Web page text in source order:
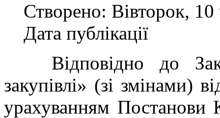
Створено: Вівторок,
Дата публікації
Відповідно до
закупівлі» (зі
урахуванням Постанови